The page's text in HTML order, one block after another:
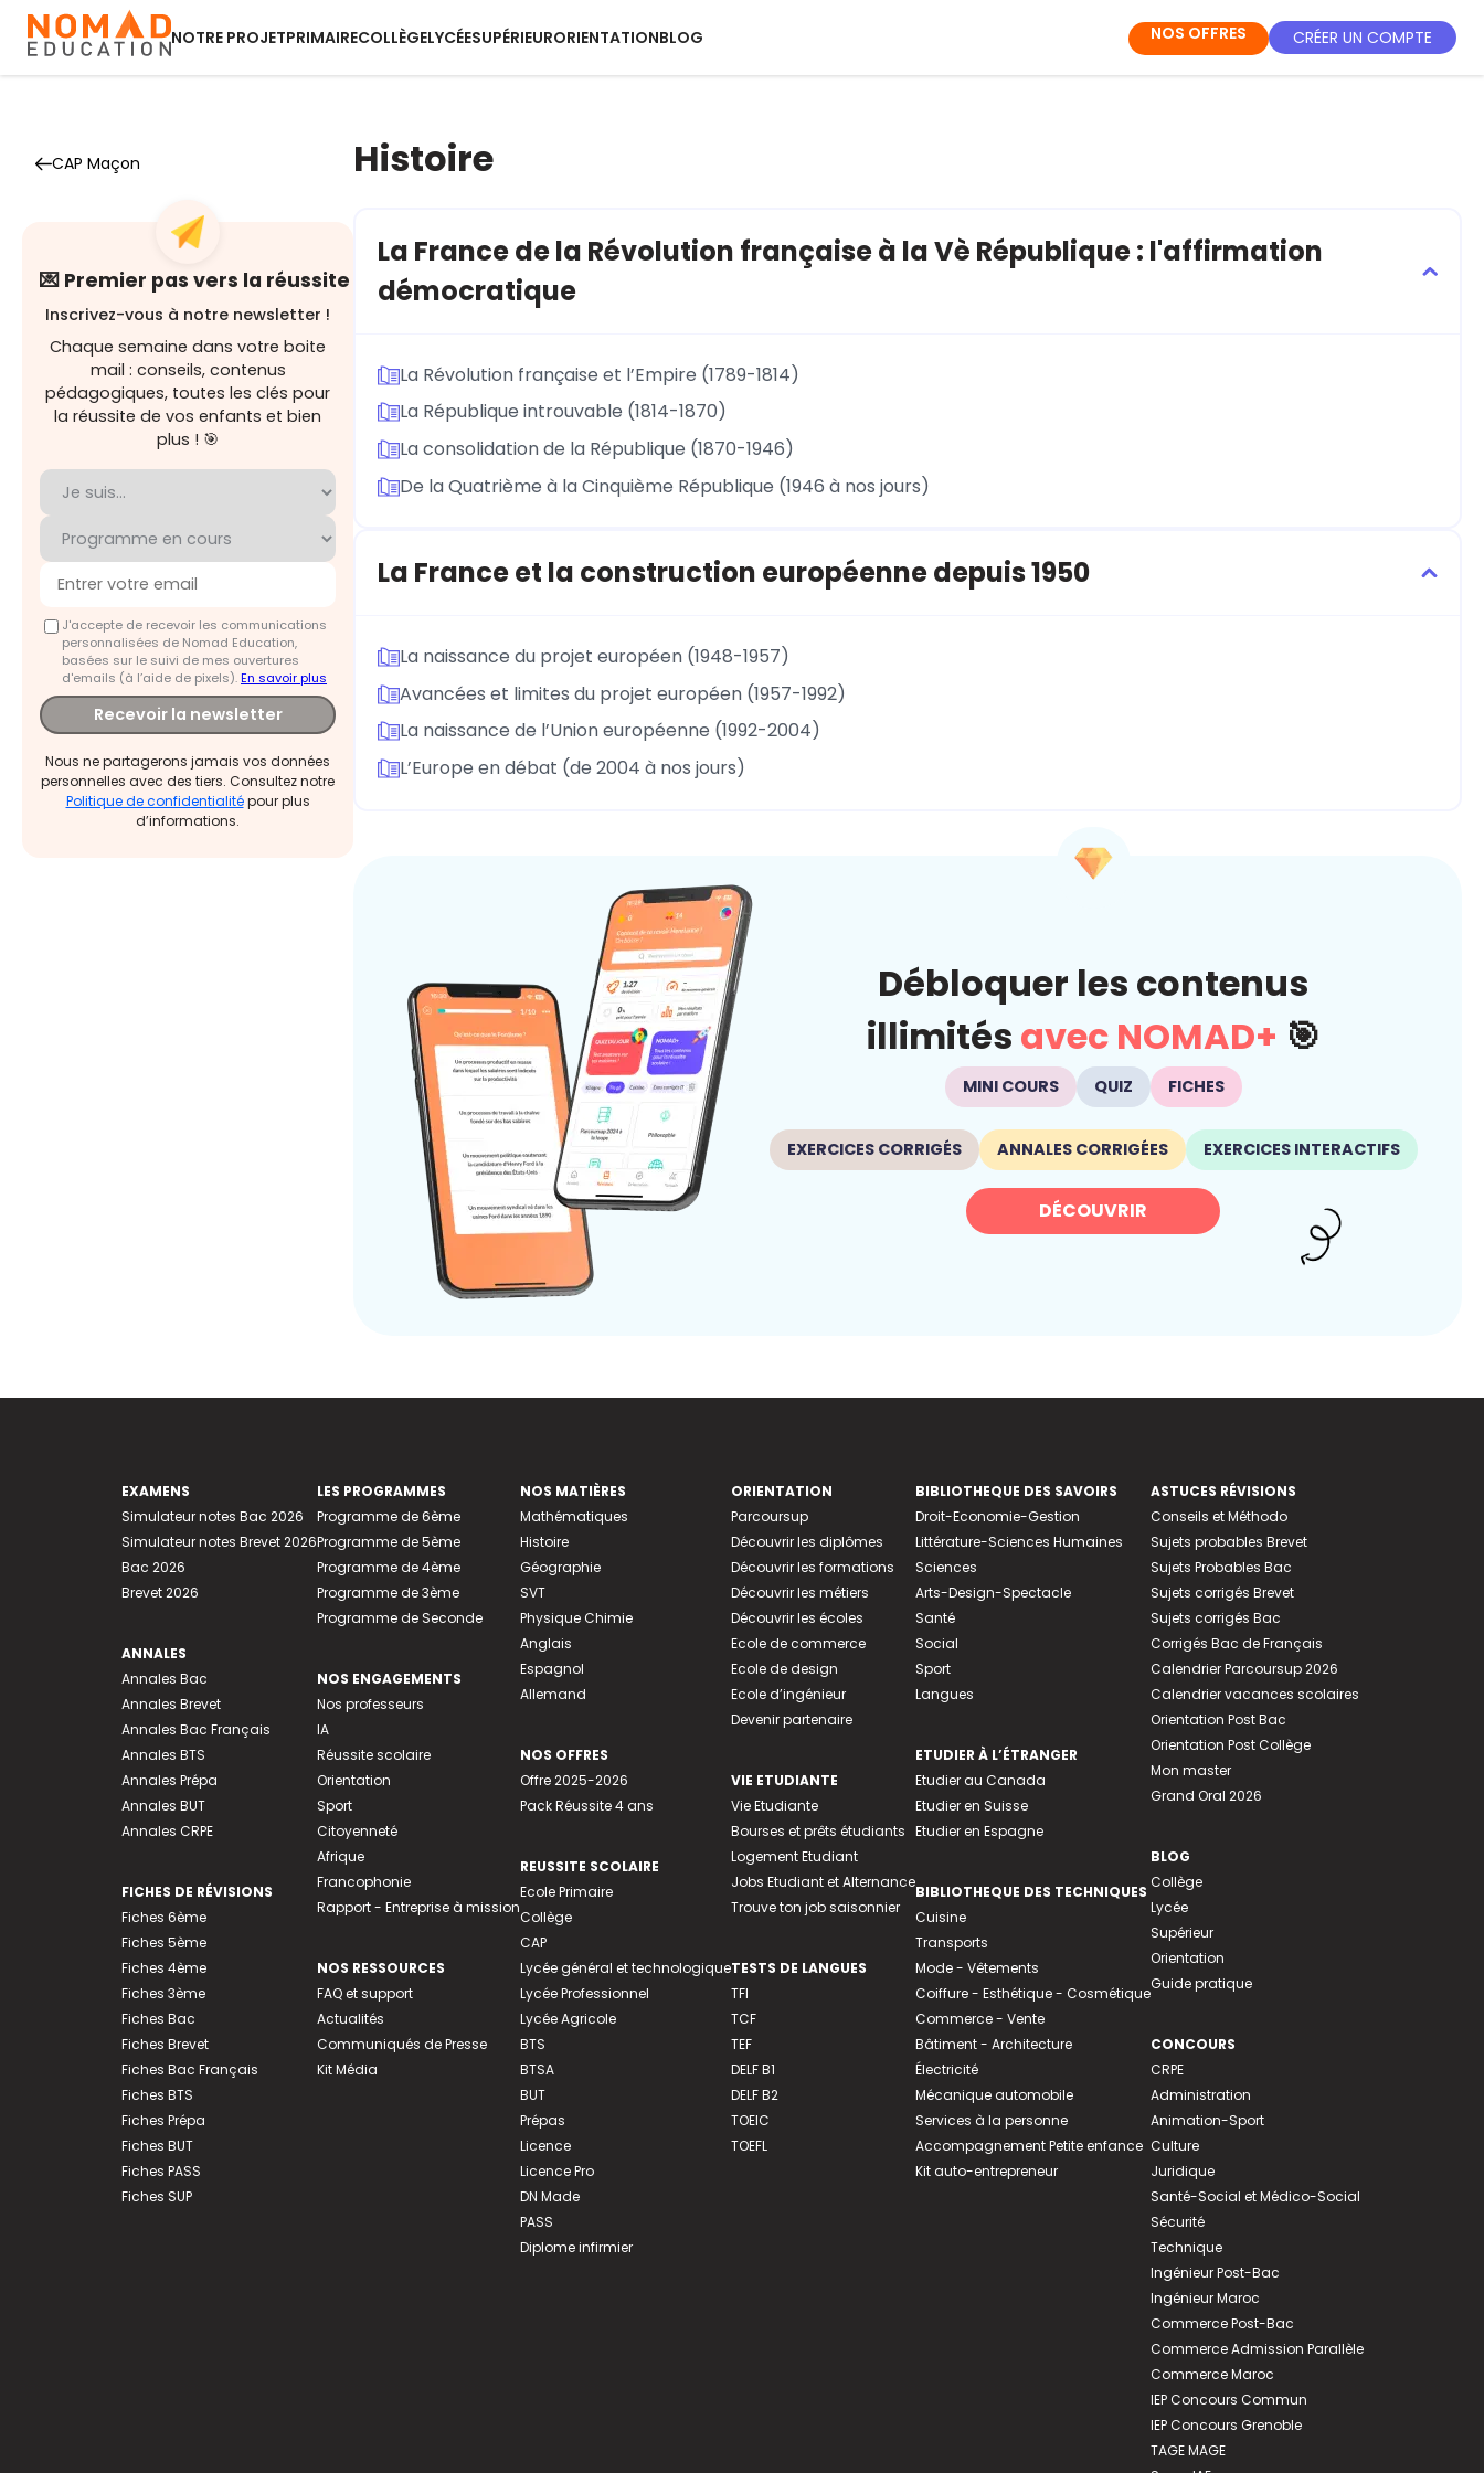
NOTRE PROJETPRIMAIRECOLLÈGELYCÉESUPÉRIEURORIENTATIONBLOG NOS OFFRES CRÉER UN COMPTE
CAP Maçon
💌 Premier pas vers la réussite
Inscrivez-vous à notre newsletter !
Chaque semaine dans votre boite
mail : conseils, contenus
pédagogiques, toutes les clés pour
la réussite de vos enfants et bien
plus ! 🎯
J'accepte de recevoir les communications
personnalisées de Nomad Education,
basées sur le suivi de mes ouvertures
d'emails (à l’aide de pixels).En savoir plus
Recevoir la newsletter
Nous ne partagerons jamais vos données
personnelles avec des tiers. Consultez notre
Politique de confidentialitépour plus
d’informations.
Histoire
La France de la Révolution française à la Vè République : l'affirmation
démocratique
La Révolution française et l’Empire (1789-1814)
La République introuvable (1814-1870)
La consolidation de la République (1870-1946)
De la Quatrième à la Cinquième République (1946 à nos jours)
La France et la construction européenne depuis 1950
La naissance du projet européen (1948-1957)
Avancées et limites du projet européen (1957-1992)
La naissance de l’Union européenne (1992-2004)
L’Europe en débat (de 2004 à nos jours)
Débloquer les contenus
illimités avec NOMAD+ 🎯
MINI COURS QUIZ FICHES
EXERCICES CORRIGÉS ANNALES CORRIGÉES EXERCICES INTERACTIFS
DÉCOUVRIR
EXAMENS
Simulateur notes Bac 2026
Simulateur notes Brevet 2026
Bac 2026
Brevet 2026
ANNALES
Annales Bac
Annales Brevet
Annales Bac Français
Annales BTS
Annales Prépa
Annales BUT
Annales CRPE
FICHES DE RÉVISIONS
Fiches 6ème
Fiches 5ème
Fiches 4ème
Fiches 3ème
Fiches Bac
Fiches Brevet
Fiches Bac Français
Fiches BTS
Fiches Prépa
Fiches BUT
Fiches PASS
Fiches SUP
LES PROGRAMMES
Programme de 6ème
Programme de 5ème
Programme de 4ème
Programme de 3ème
Programme de Seconde
NOS ENGAGEMENTS
Nos professeurs
IA
Réussite scolaire
Orientation
Sport
Citoyenneté
Afrique
Francophonie
Rapport - Entreprise à mission
NOS RESSOURCES
FAQ et support
Actualités
Communiqués de Presse
Kit Média
NOS MATIÈRES
Mathématiques
Histoire
Géographie
SVT
Physique Chimie
Anglais
Espagnol
Allemand
NOS OFFRES
Offre 2025-2026
Pack Réussite 4 ans
REUSSITE SCOLAIRE
Ecole Primaire
Collège
CAP
Lycée général et technologique
Lycée Professionnel
Lycée Agricole
BTS
BTSA
BUT
Prépas
Licence
Licence Pro
DN Made
PASS
Diplome infirmier
ORIENTATION
Parcoursup
Découvrir les diplômes
Découvrir les formations
Découvrir les métiers
Découvrir les écoles
Ecole de commerce
Ecole de design
Ecole d’ingénieur
Devenir partenaire
VIE ETUDIANTE
Vie Etudiante
Bourses et prêts étudiants
Logement Etudiant
Jobs Etudiant et Alternance
Trouve ton job saisonnier
TESTS DE LANGUES
TFI
TCF
TEF
DELF B1
DELF B2
TOEIC
TOEFL
BIBLIOTHEQUE DES SAVOIRS
Droit-Economie-Gestion
Littérature-Sciences Humaines
Sciences
Arts-Design-Spectacle
Santé
Social
Sport
Langues
ETUDIER À L’ÉTRANGER
Etudier au Canada
Etudier en Suisse
Etudier en Espagne
BIBLIOTHEQUE DES TECHNIQUES
Cuisine
Transports
Mode - Vêtements
Coiffure - Esthétique - Cosmétique
Commerce - Vente
Bâtiment - Architecture
Électricité
Mécanique automobile
Services à la personne
Accompagnement Petite enfance
Kit auto-entrepreneur
ASTUCES RÉVISIONS
Conseils et Méthodo
Sujets probables Brevet
Sujets Probables Bac
Sujets corrigés Brevet
Sujets corrigés Bac
Corrigés Bac de Français
Calendrier Parcoursup 2026
Calendrier vacances scolaires
Orientation Post Bac
Orientation Post Collège
Mon master
Grand Oral 2026
BLOG
Collège
Lycée
Supérieur
Orientation
Guide pratique
CONCOURS
CRPE
Administration
Animation-Sport
Culture
Juridique
Santé-Social et Médico-Social
Sécurité
Technique
Ingénieur Post-Bac
Ingénieur Maroc
Commerce Post-Bac
Commerce Admission Parallèle
Commerce Maroc
IEP Concours Commun
IEP Concours Grenoble
TAGE MAGE